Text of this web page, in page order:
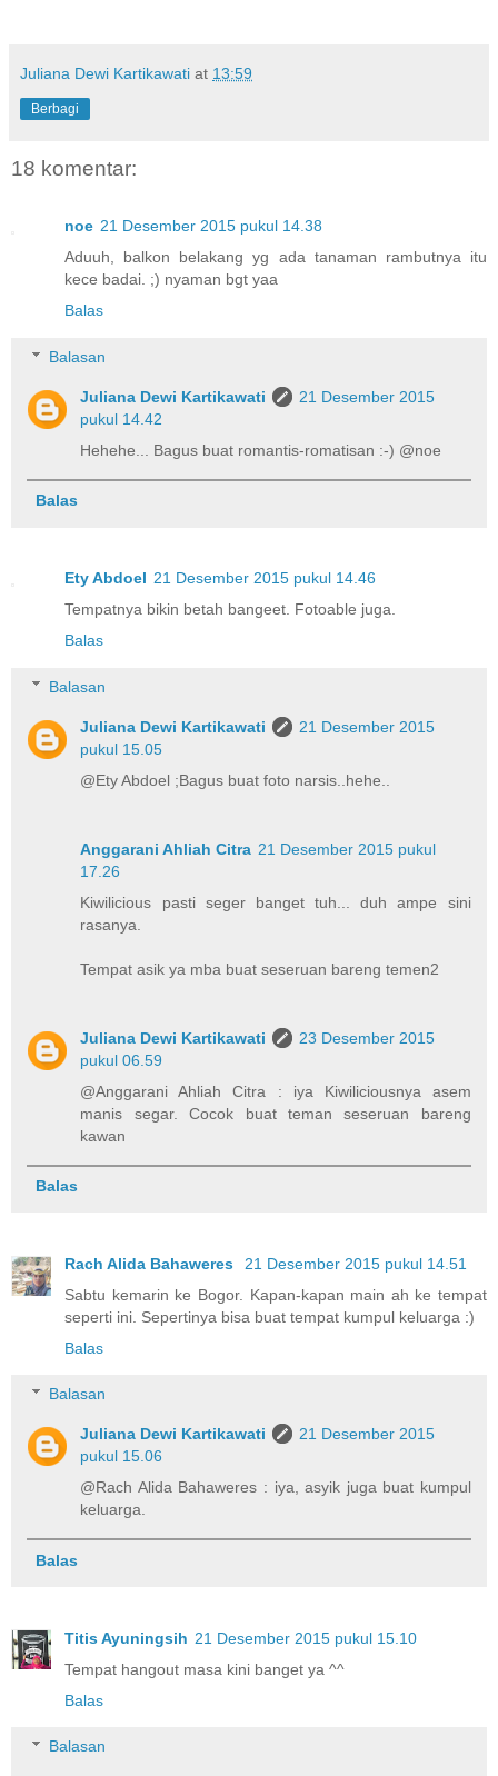
Juliana Dewi Kartikawati at 13:59
Berbagi
18 komentar:
noe 21 Desember 2015 pukul 14.38
Aduuh, balkon belakang yg ada tanaman rambutnya itu
kece badai. ;) nyaman bgt yaa
Balas
Balasan
Juliana Dewi Kartikawati
21 Desember 2015
pukul 14.42
Hehehe... Bagus buat romantis-romatisan :-) @noe
Balas
Ety Abdoel 21 Desember 2015 pukul 14.46
Tempatnya bikin betah bangeet. Fotoable juga.
Balas
Balasan
Juliana Dewi Kartikawati
21 Desember 2015
pukul 15.05
@Ety Abdoel ;Bagus buat foto narsis..hehe..
Anggarani Ahliah Citra 21 Desember 2015 pukul
17.26
Kiwilicious pasti seger banget tuh... duh ampe sini
rasanya.
Tempat asik ya mba buat seseruan bareng temen2
Juliana Dewi Kartikawati
23 Desember 2015
pukul 06.59
@Anggarani Ahliah Citra : iya Kiwiliciousnya asem
manis segar. Cocok buat teman seseruan bareng
kawan
Balas
Rach Alida Bahaweres
21 Desember 2015 pukul 14.51
Sabtu kemarin ke Bogor. Kapan-kapan main ah ke tempat
seperti ini. Sepertinya bisa buat tempat kumpul keluarga :)
Balas
Balasan
Juliana Dewi Kartikawati
21 Desember 2015
pukul 15.06
@Rach Alida Bahaweres : iya, asyik juga buat kumpul
keluarga.
Balas
Titis Ayuningsih 21 Desember 2015 pukul 15.10
Tempat hangout masa kini banget ya ^^
Balas
Balasan